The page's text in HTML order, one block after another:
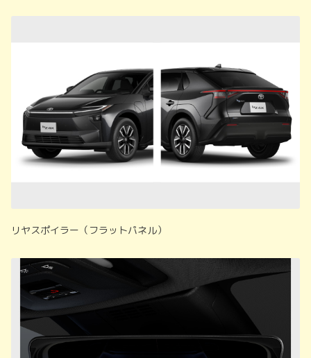
リヤスポイラー（フラットパネル）